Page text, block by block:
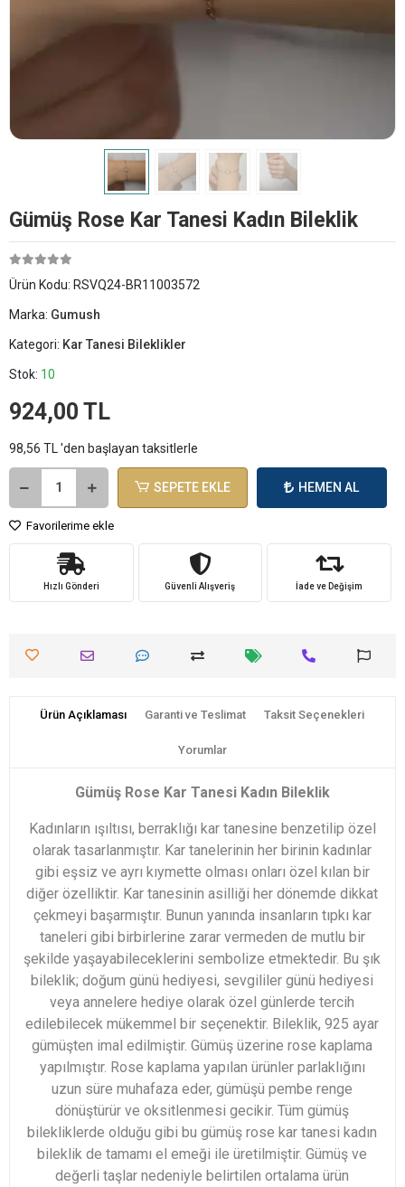
Gümüş Rose Kar Tanesi Kadın Bileklik
Ürün Kodu: RSVQ24-BR11003572
Marka: Gumush
Kategori: Kar Tanesi Bileklikler
Stok: 10
924,00 TL
98,56 TL 'den başlayan taksitlerle
SEPETE EKLE HEMEN AL
Favorilerime ekle
Hızlı Gönderi Güvenli Alışveriş İade ve Değişim
Ürün Açıklaması Garanti ve Teslimat Taksit Seçenekleri
Yorumlar
Gümüş Rose Kar Tanesi Kadın Bileklik
Kadınların ışıltısı, berraklığı kar tanesine benzetilip özel
olarak tasarlanmıştır. Kar tanelerinin her birinin kadınlar
gibi eşsiz ve ayrı kıymette olması onları özel kılan bir
diğer özelliktir. Kar tanesinin asilliği her dönemde dikkat
çekmeyi başarmıştır. Bunun yanında insanların tıpkı kar
taneleri gibi birbirlerine zarar vermeden de mutlu bir
şekilde yaşayabileceklerini sembolize etmektedir. Bu şık
bileklik; doğum günü hediyesi, sevgililer günü hediyesi
veya annelere hediye olarak özel günlerde tercih
edilebilecek mükemmel bir seçenektir. Bileklik, 925 ayar
gümüşten imal edilmiştir. Gümüş üzerine rose kaplama
yapılmıştır. Rose kaplama yapılan ürünler parlaklığını
uzun süre muhafaza eder, gümüşü pembe renge
dönüştürür ve oksitlenmesi gecikir. Tüm gümüş
bilekliklerde olduğu gibi bu gümüş rose kar tanesi kadın
bileklik de tamamı el emeği ile üretilmiştir. Gümüş ve
değerli taşlar nedeniyle belirtilen ortalama ürün